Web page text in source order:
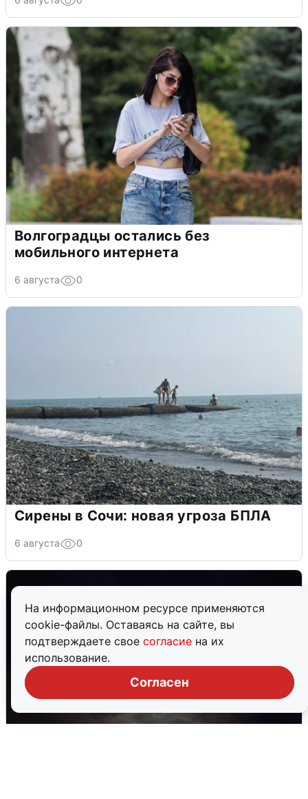
На информационном ресурсе применяются
cookie-файлы. Оставаясь на сайте, вы
подтверждаете свое согласие на их
использование.
Согласен
Волгоградцы остались без
мобильного интернета
6 августа 0
Сирены в Сочи: новая угроза БПЛА
6 августа 0